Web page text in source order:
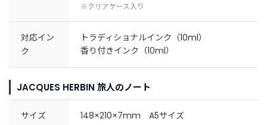
※クリアケース入り
対応イン
ク
トラディショナルインク（10ml）
香り付きインク（10ml）
JACQUES HERBIN 旅人のノート
サイズ 148×210×7mm A5サイズ